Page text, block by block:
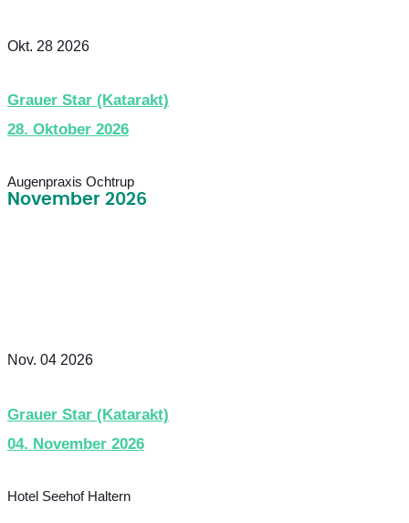
Okt. 28 2026
Grauer Star (Katarakt)
28. Oktober 2026
Augenpraxis Ochtrup
November 2026
Nov. 04 2026
Grauer Star (Katarakt)
04. November 2026
Hotel Seehof Haltern